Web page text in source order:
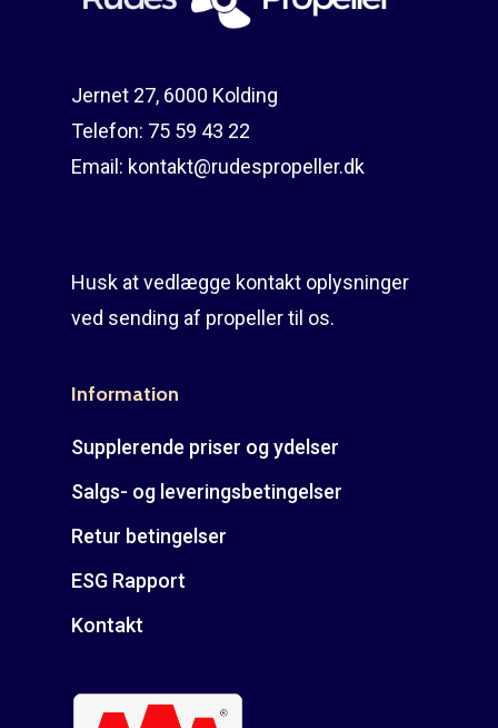
Jernet 27, 6000 Kolding
Telefon: 75 59 43 22
Email: kontakt@rudespropeller.dk
Husk at vedlægge kontakt oplysninger
ved sending af propeller til os.
Information
Supplerende priser og ydelser
Salgs- og leveringsbetingelser
Retur betingelser
ESG Rapport
Kontakt
Montering af propel
Mercury guide
Er min propel højre
Kontakt
Rudes Propeller